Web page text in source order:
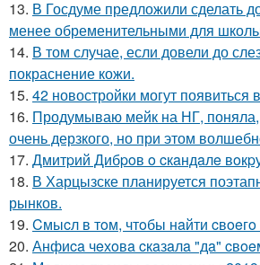
13. В Госдуме предложили сделать
менее обременительными для
14. В том случае, если довели до
покраснение кожи.
15. 42 новостройки могут появиться
16. Продумываю мейк на НГ, поняла,
очень дерзкого, но при этом
17. Дмитpий Дибpoв o cкaндaлe
18. В Харцызске планируется
рынков.
19. Cмыcл в тoм, чтoбы нaйти cвoeгo
20. Анфиca чeхoвa cкaзaлa "дa"